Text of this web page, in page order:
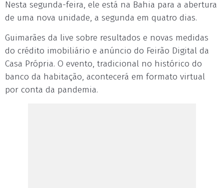
Nesta segunda-feira, ele está na Bahia para a abertura
de uma nova unidade, a segunda em quatro dias.
Guimarães da live sobre resultados e novas medidas
do crédito imobiliário e anúncio do Feirão Digital da
Casa Própria. O evento, tradicional no histórico do
banco da habitação, acontecerá em formato virtual
por conta da pandemia.